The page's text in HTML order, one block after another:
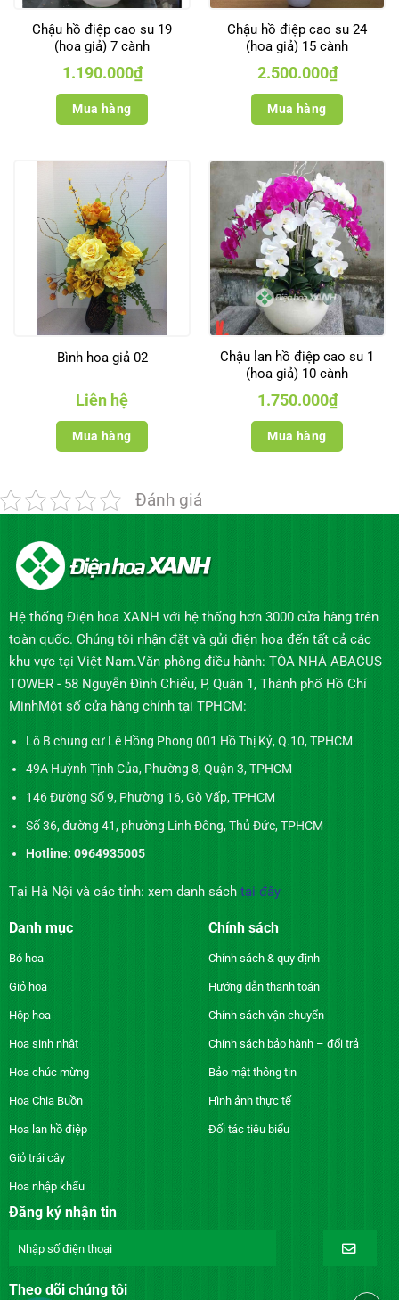
Chậu hồ điệp cao su 19
(hoa giả) 7 cành
1.190.000₫
Mua hàng
Chậu hồ điệp cao su 24
(hoa giả) 15 cành
2.500.000₫
Mua hàng
Bình hoa giả 02
Liên hệ
Mua hàng
Chậu lan hồ điệp cao su 1
(hoa giả) 10 cành
1.750.000₫
Mua hàng
Đánh giá
Hệ thống Điện hoa XANH với hệ thống hơn 3000 cửa hàng trên
toàn quốc. Chúng tôi nhận đặt và gửi điện hoa đến tất cả các
khu vực tại Việt Nam.Văn phòng điều hành: TÒA NHÀ ABACUS
TOWER - 58 Nguyễn Đình Chiểu, P, Quận 1, Thành phố Hồ Chí
MinhMột số cửa hàng chính tại TPHCM:
Lô B chung cư Lê Hồng Phong 001 Hồ Thị Kỷ, Q.10, TPHCM
49A Huỳnh Tịnh Của, Phường 8, Quận 3, TPHCM
146 Đường Số 9, Phường 16, Gò Vấp, TPHCM
Số 36, đường 41, phường Linh Đông, Thủ Đức, TPHCM
Hotline: 0964935005
Tại Hà Nội và các tỉnh: xem danh sách tại đây
Danh mục
Bó hoa
Giỏ hoa
Hộp hoa
Hoa sinh nhật
Hoa chúc mừng
Hoa Chia Buồn
Hoa lan hồ điệp
Giỏ trái cây
Hoa nhập khẩu
Chính sách
Chính sách & quy định
Hướng dẫn thanh toán
Chính sách vận chuyển
Chính sách bảo hành – đổi trả
Bảo mật thông tin
Hình ảnh thực tế
Đối tác tiêu biểu
Đăng ký nhận tin
Theo dõi chúng tôi